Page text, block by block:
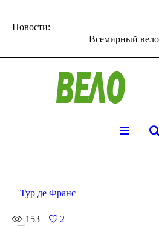
Новости:
Всемирный
Тур де Франс
153
2